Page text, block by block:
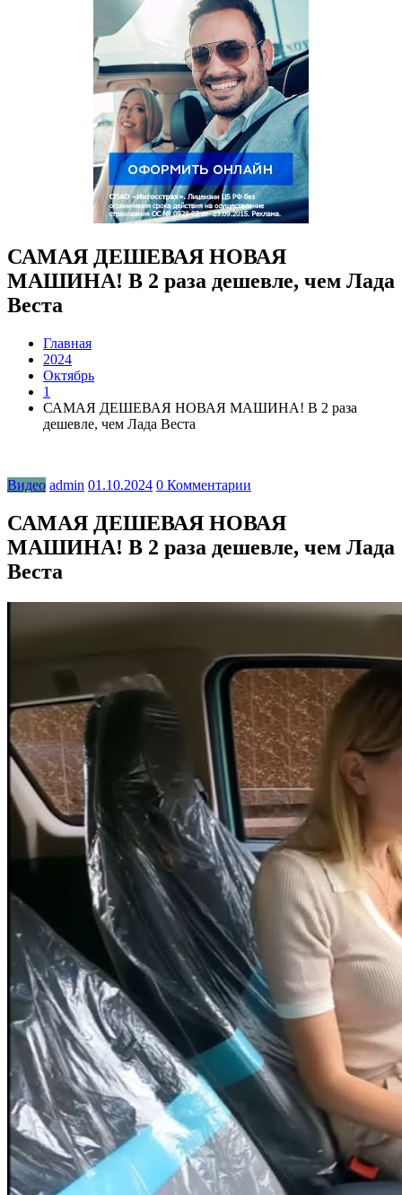
САМАЯ ДЕШЕВАЯ НОВАЯ
МАШИНА! В 2 раза дешевле, чем Лада
Веста
Главная
2024
Октябрь
1
САМАЯ ДЕШЕВАЯ НОВАЯ МАШИНА! В 2 раза
дешевле, чем Лада Веста
Видео admin 01.10.2024 0 Комментарии
САМАЯ ДЕШЕВАЯ НОВАЯ
МАШИНА! В 2 раза дешевле, чем Лада
Веста